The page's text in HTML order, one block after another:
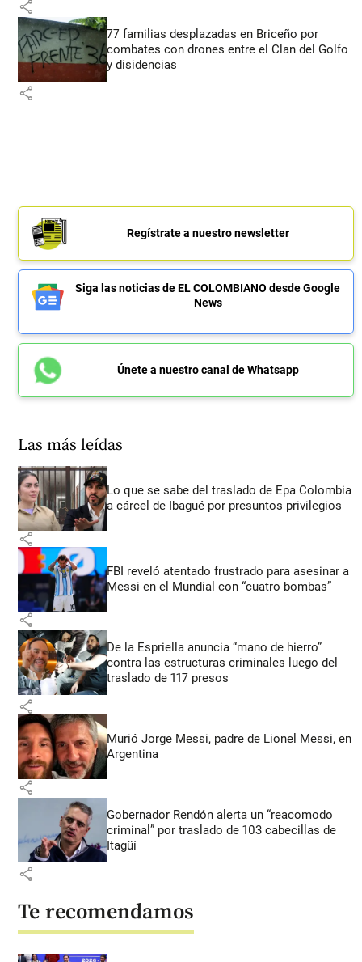
share
77 familias desplazadas en Briceño por
combates con drones entre el Clan del Golfo
y disidencias
share
Regístrate a nuestro newsletter
Siga las noticias de EL COLOMBIANO desde Google
News
Únete a nuestro canal de Whatsapp
Las más leídas
Lo que se sabe del traslado de Epa Colombia
a cárcel de Ibagué por presuntos privilegios
share
FBI reveló atentado frustrado para asesinar a
Messi en el Mundial con “cuatro bombas”
share
De la Espriella anuncia “mano de hierro”
contra las estructuras criminales luego del
traslado de 117 presos
share
Murió Jorge Messi, padre de Lionel Messi, en
Argentina
share
Gobernador Rendón alerta un “reacomodo
criminal” por traslado de 103 cabecillas de
Itagüí
share
Te recomendamos